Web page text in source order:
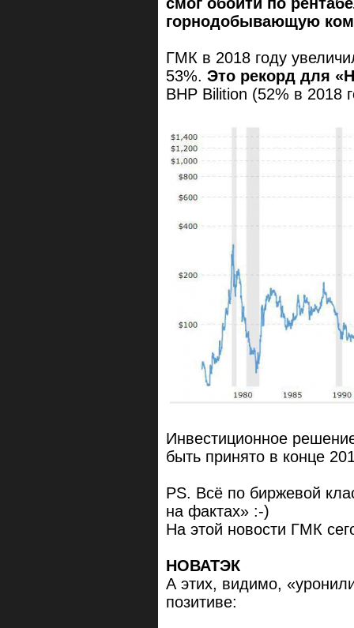
горнодобывающую
ГМК в 2018 году
53%. Это рекорд для
BHP Bilition (52% в 2018
Инвестиционное
быть принято в конце
PS. Всё по биржевой
на фактах» :-)
На этой новости ГМК
НОВАТЭК
А этих, видимо,
позитиве: